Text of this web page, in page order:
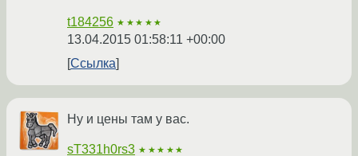
t184256 ★★★★★
13.04.2015 01:58:11 +00:00
Ссылка
Ну и цены там у вас.
sT331h0rs3 ★★★★★